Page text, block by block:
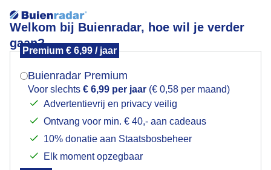
Welkom bij Buienradar, hoe wil je verder
gaan?
Premium € 6,99 / jaar
Buienradar Premium
Voor slechts € 6,99 per jaar (€ 0,58 per maand)
Advertentievrij en privacy veilig
Ontvang voor min. € 40,- aan cadeaus
10% donatie aan Staatsbosbeheer
Elk moment opzegbaar
visdief
Mogen we je locatie gebruiken voor het
Indien je hier nog geen akkoord op hebt gegeven,
verschijnt er zo een pop-up uit je browser waarin